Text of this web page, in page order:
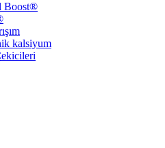
Boost®
kalsiyum